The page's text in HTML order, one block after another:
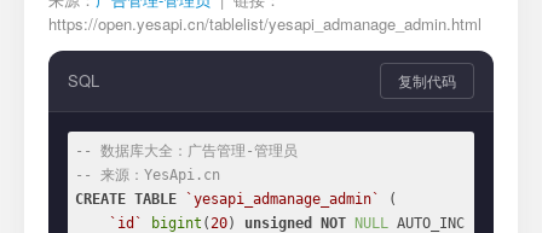
https://open.yesapi.cn/tablelist/yesapi_admanage_admin.html
SQL 复制代码
-- 数据库大全：广告管理-管理员
-- 来源：YesApi.cn
CREATE TABLE `yesapi_admanage_admin`
(
`id`
bigint (20) unsigned NOT NULL AUTO_INC